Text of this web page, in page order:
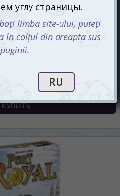
Edition) (рум.)
850 mdl